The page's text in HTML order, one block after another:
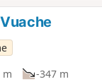
m
-347 m